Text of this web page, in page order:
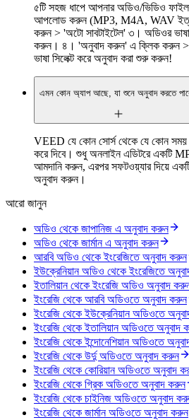
৫টি সহজ ধাপে আপনার অডিও/ভিডিও
আপলোড করুন (MP3, M4A, WAV
করুন > 'অটো সাবটাইটেল' ৩। অডিওর
করুন। ৪। 'অনুবাদ করুন' এ ক্লিক করুন
ভাষা সিলেক্ট করে অনুবাদ করা শুরু করুন!
এমন কোন অ্যাপ আছে, যা শুনে অনুবাদ করতে
VEED যে কোন সোর্স থেকে যে কোন
করে দিবে। শুধু অনলাইন এডিটরে একটি
আমদানি করুন, এরপর সফটওয়্যার দিয়ে একটি
অনুবাদ করুন।
আরো জানুন
অডিও থেকে জাপানিজ এ অনুবাদ করুন
অডিও থেকে জার্মান এ অনুবাদ করুন
আরবি অডিও থেকে ইংরেজিতে অনুবাদ করুন
ইউক্রেনিয়ান অডিও থেকে ইংরেজিতে
ইতালিয়ান থেকে ইংরেজি অডিও অনুবাদ
ইংরেজি থেকে আরবি অডিওতে অনুবাদ করুন
ইংরেজি থেকে ইউক্রেনিয়ান অডিওতে
ইংরেজি থেকে ইতালিয়ান অডিওতে অনুবাদ
ইংরেজি থেকে ইন্দোনেশিয়ান অডিওতে
ইংরেজি থেকে উর্দু অডিওতে অনুবাদ করুন
ইংরেজি থেকে কোরিয়ান অডিওতে অনুবাদ
ইংরেজি থেকে গ্রিক অডিওতে অনুবাদ করুন
ইংরেজি থেকে চাইনিজ অডিওতে অনুবাদ
ইংরেজি থেকে জার্মান অডিওতে অনুবাদ করুন